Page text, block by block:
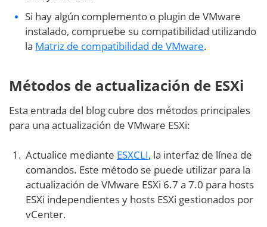
Si hay algún complemento o plugin de VMware
instalado, compruebe su compatibilidad utilizando
la Matriz de compatibilidad de VMware.
Métodos de actualización de ESXi
Esta entrada del blog cubre dos métodos principales
para una actualización de VMware ESXi:
Actualice mediante ESXCLI, la interfaz de línea de
comandos. Este método se puede utilizar para la
actualización de VMware ESXi 6.7 a 7.0 para hosts
ESXi independientes y hosts ESXi gestionados por
vCenter.